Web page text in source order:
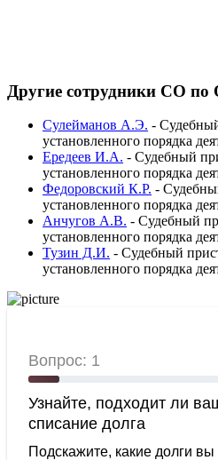
Другие сотрудники СО
Сулейманов А.Э. -
установленного порядка
Ередеев И.А. - Судебный
установленного порядка
Федоровский К.Р. -
установленного порядка
Анчугов А.В. - Судебный
установленного порядка
Тузин Д.И. - Судебный
установленного порядка